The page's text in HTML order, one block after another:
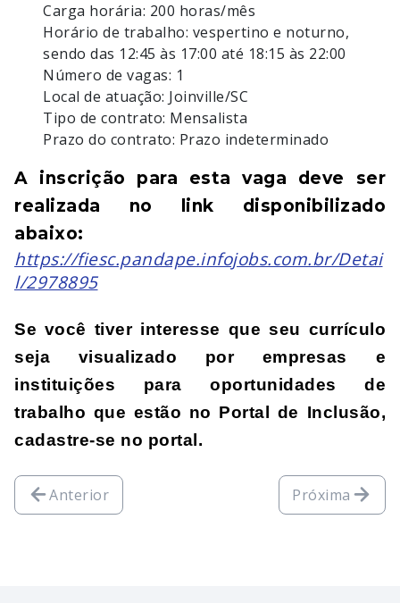
Carga horária: 200 horas/mês
Horário de trabalho: vespertino e noturno,
sendo das 12:45 às 17:00 até 18:15 às 22:00
Número de vagas: 1
Local de atuação: Joinville/SC
Tipo de contrato: Mensalista
Prazo do contrato: Prazo indeterminado
A inscrição para esta vaga deve ser
realizada no link disponibilizado
abaixo:
https://fiesc.pandape.infojobs.com.br/Detai
l/2978895
Se você tiver interesse que seu currículo
seja visualizado por empresas e
instituições para oportunidades de
trabalho que estão no Portal de Inclusão,
cadastre-se no portal.
Anterior Próxima